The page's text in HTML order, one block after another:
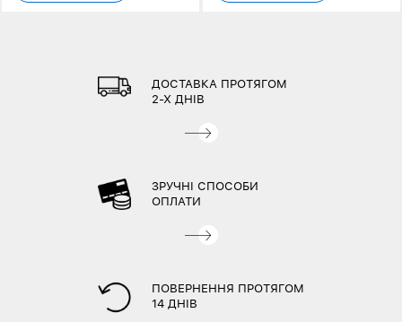
ДОСТАВКА ПРОТЯГОМ
2-Х ДНІВ
ЗРУЧНІ СПОСОБИ
ОПЛАТИ
ПОВЕРНЕННЯ ПРОТЯГОМ
14 ДНІВ